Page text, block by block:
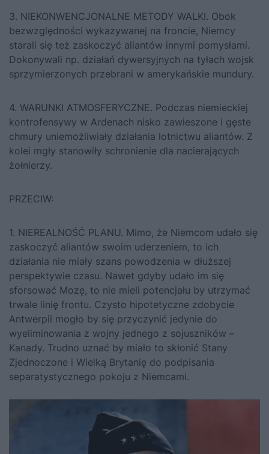
3. NIEKONWENCJONALNE METODY WALKI. Obok
bezwzględności wykazywanej na froncie, Niemcy
starali się też zaskoczyć aliantów innymi pomysłami.
Dokonywali np. działań dywersyjnych na tyłach wojsk
sprzymierzonych przebrani w amerykańskie mundury.
4. WARUNKI ATMOSFERYCZNE. Podczas niemieckiej
kontrofensywy w Ardenach nisko zawieszone i gęste
chmury uniemożliwiały działania lotnictwu aliantów. Z
kolei mgły stanowiły schronienie dla nacierających
żołnierzy.
PRZECIW:
1. NIEREALNOŚĆ PLANU. Mimo, że Niemcom udało się
zaskoczyć aliantów swoim uderzeniem, to ich
działania nie miały szans powodzenia w dłuższej
perspektywie czasu. Nawet gdyby udało im się
sforsować Mozę, to nie mieli potencjału by utrzymać
trwale linię frontu. Czysto hipotetyczne zdobycie
Antwerpii mogło by się przyczynić jedynie do
wyeliminowania z wojny jednego z sojuszników –
Kanady. Trudno uznać by miało to skłonić Stany
Zjednoczone i Wielką Brytanię do podpisania
separatystycznego pokoju z Niemcami.